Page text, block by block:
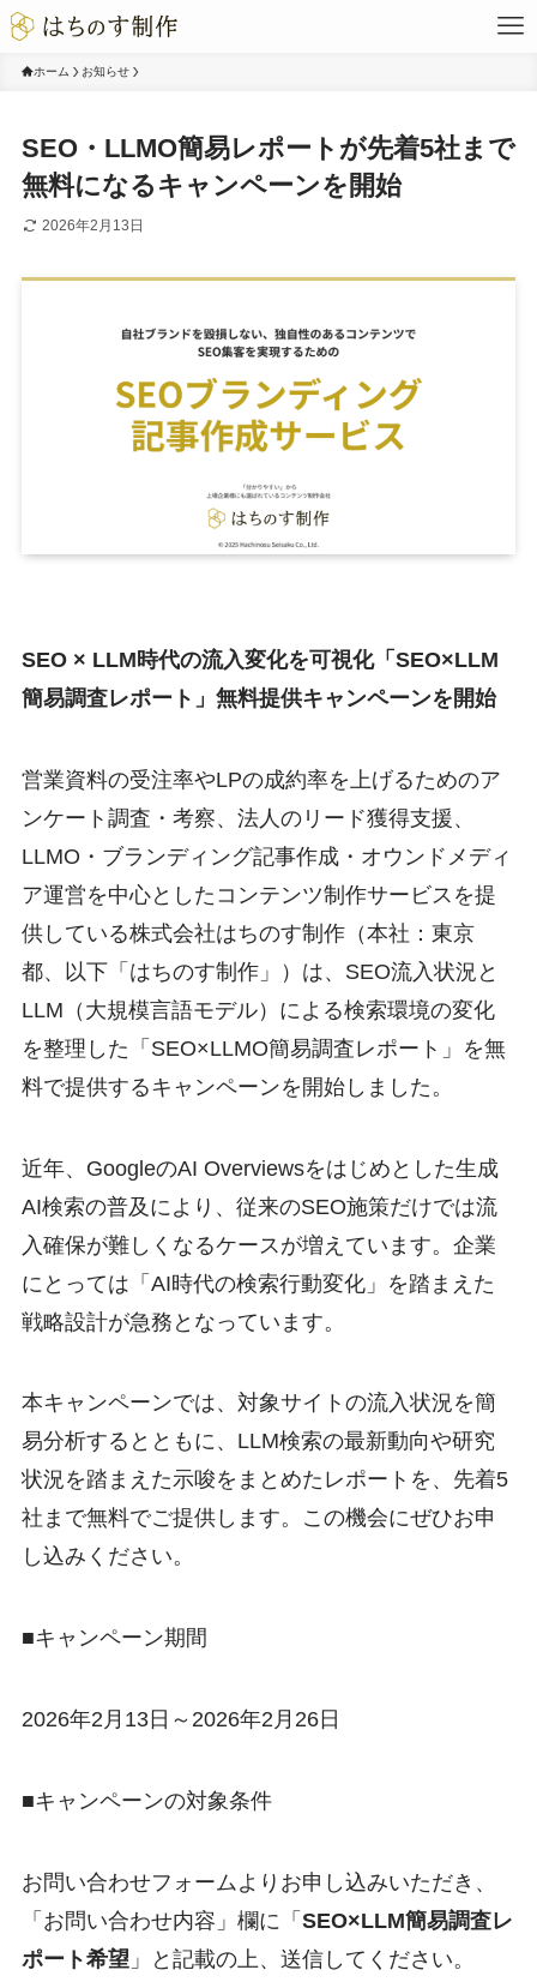
ホーム お知らせ
SEO・LLMO簡易レポートが先着5社まで
無料になるキャンペーンを開始
2026年2月13日
SEO × LLM時代の流入変化を可視化「SEO×LLM
簡易調査レポート」無料提供キャンペーンを開始
営業資料の受注率やLPの成約率を上げるためのア
ンケート調査・考察、法人のリード獲得支援、
LLMO・ブランディング記事作成・オウンドメディ
ア運営を中心としたコンテンツ制作サービスを提
供している株式会社はちのす制作（本社：東京
都、以下「はちのす制作」）は、SEO流入状況と
LLM（大規模言語モデル）による検索環境の変化
を整理した「SEO×LLMO簡易調査レポート」を無
料で提供するキャンペーンを開始しました。
近年、GoogleのAI Overviewsをはじめとした生成
AI検索の普及により、従来のSEO施策だけでは流
入確保が難しくなるケースが増えています。企業
にとっては「AI時代の検索行動変化」を踏まえた
戦略設計が急務となっています。
本キャンペーンでは、対象サイトの流入状況を簡
易分析するとともに、LLM検索の最新動向や研究
状況を踏まえた示唆をまとめたレポートを、先着5
社まで無料でご提供します。この機会にぜひお申
し込みください。
■キャンペーン期間
2026年2月13日～2026年2月26日
■キャンペーンの対象条件
お問い合わせフォームよりお申し込みいただき、
「お問い合わせ内容」欄に「 SEO×LLM簡易調査レ
ポート希望 」と記載の上、送信してください。